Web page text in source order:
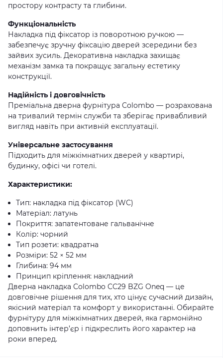
простору контрасту та глибини.
Функціональність
Накладка під фіксатор із поворотною ручкою —
забезпечує зручну фіксацію дверей зсередини без
зайвих зусиль. Декоративна накладка захищає
механізм замка та покращує загальну естетику
конструкції.
Надійність і довговічність
Преміальна дверна фурнітура Colombo — розрахована
на тривалий термін служби та зберігає привабливий
вигляд навіть при активній експлуатації.
Універсальне застосування
Підходить для міжкімнатних дверей у квартирі,
будинку, офісі чи готелі.
Характеристики:
Тип: накладка під фіксатор (WC)
Матеріал: латунь
Покриття: запатентоване гальванічне
Колір: чорний
Тип розети: квадратна
Розміри: 52 × 52 мм
Глибина: 94 мм
Принцип кріплення: накладний
Дверна накладка Colombo CC29 BZG Oneq — це
довговічне рішення для тих, хто цінує сучасний дизайн,
якісний матеріал та комфорт у використанні. Обирайте
фурнітуру для міжкімнатних дверей, яка гармонійно
доповнить інтер’єр і підкреслить його характер на
роки вперед.